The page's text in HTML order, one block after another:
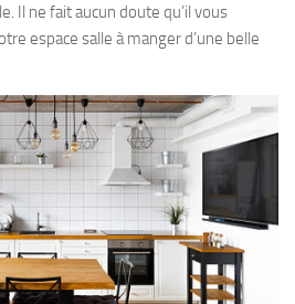
Il ne fait aucun doute qu’il vous
espace salle à manger d’une belle